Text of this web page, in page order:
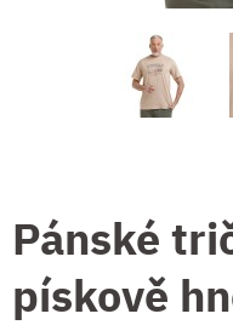
Pánské
pískově